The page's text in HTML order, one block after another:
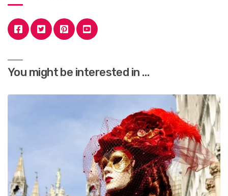
You might be interested in …